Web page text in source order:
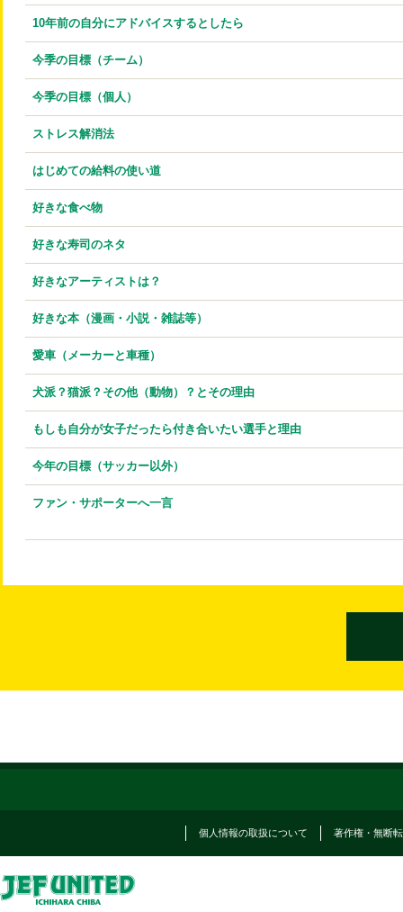
10年前の自分にアドバイスするとしたら
今季の目標（チーム）
今季の目標（個人）
ストレス解消法
はじめての給料の使い道
好きな食べ物
好きな寿司のネタ
好きなアーティストは？
好きな本（漫画・小説・雑誌等）
愛車（メーカーと車種）
犬派？猫派？その他（動物）？とその理由
もしも自分が女子だったら付き合いたい選手と理由
今年の目標（サッカー以外）
ファン・サポーターへ一言
個人情報の取扱について 著作権・無断